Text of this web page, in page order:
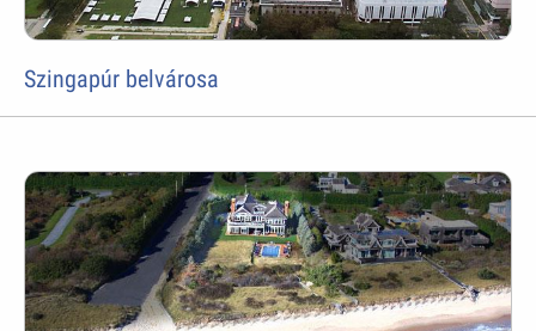
Szingapúr belvárosa